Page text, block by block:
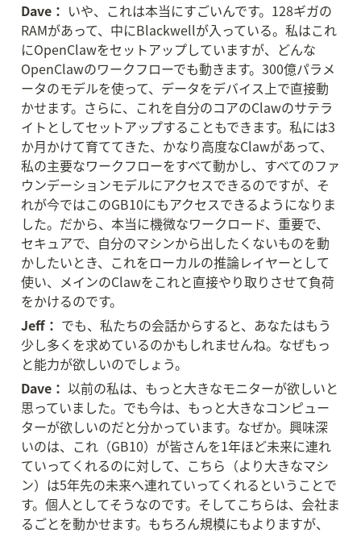
Dave： いや、これは本当にすごいんです。128ギガの
RAMがあって、中にBlackwellが入っている。私はこれ
にOpenClawをセットアップしていますが、どんな
OpenClawのワークフローでも動きます。300億パラメ
ータのモデルを使って、データをデバイス上で直接動
かせます。さらに、これを自分のコアのClawのサテラ
イトとしてセットアップすることもできます。私には3
か月かけて育ててきた、かなり高度なClawがあって、
私の主要なワークフローをすべて動かし、すべてのファ
ウンデーションモデルにアクセスできるのですが、そ
れが今ではこのGB10にもアクセスできるようになりま
した。だから、本当に機微なワークロード、重要で、
セキュアで、自分のマシンから出したくないものを動
かしたいとき、これをローカルの推論レイヤーとして
使い、メインのClawをこれと直接やり取りさせて負荷
をかけるのです。
Jeff： でも、私たちの会話からすると、あなたはもう
少し多くを求めているのかもしれませんね。なぜもっ
と能力が欲しいのでしょう。
Dave： 以前の私は、もっと大きなモニターが欲しいと
思っていました。でも今は、もっと大きなコンピュー
ターが欲しいのだと分かっています。なぜか。興味深
いのは、これ（GB10）が皆さんを1年ほど未来に連れ
ていってくれるのに対して、こちら（より大きなマシ
ン）は5年先の未来へ連れていってくれるということで
す。個人としてそうなのです。そしてこちらは、会社ま
るごとを動かせます。もちろん規模にもよりますが、